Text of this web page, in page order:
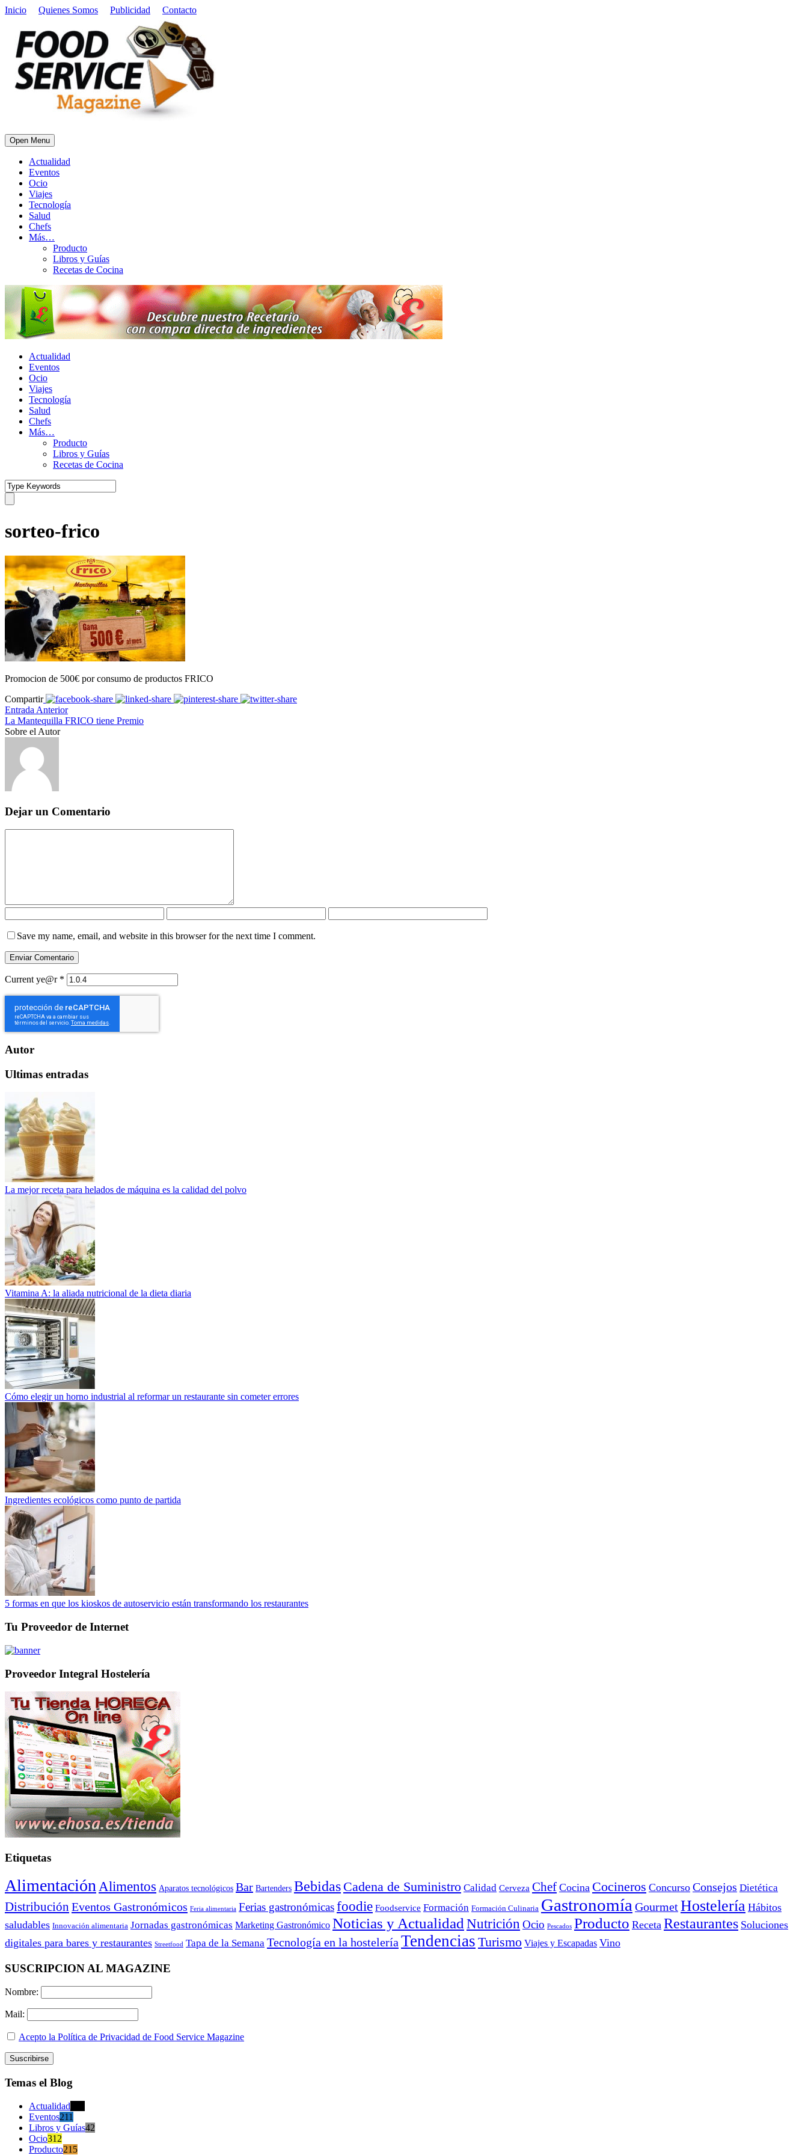
Inicio Quienes Somos Publicidad Contacto
Open Menu
Actualidad
Eventos
Ocio
Viajes
Tecnología
Salud
Chefs
Más…
Producto
Libros y Guías
Recetas de Cocina
Actualidad
Eventos
Ocio
Viajes
Tecnología
Salud
Chefs
Más…
Producto
Libros y Guías
Recetas de Cocina
sorteo-frico
Promocion de 500€ por consumo de productos FRICO
Compartir
Entrada Anterior
La Mantequilla FRICO tiene Premio
Sobre el Autor
Dejar un Comentario
Save my name, email, and website in this browser for the next time I comment.
Current ye@r *
Autor
Ultimas entradas
La mejor receta para helados de máquina es la calidad del polvo
Vitamina A: la aliada nutricional de la dieta diaria
Cómo elegir un horno industrial al reformar un restaurante sin cometer errores
Ingredientes ecológicos como punto de partida
5 formas en que los kioskos de autoservicio están transformando los restaurantes
Tu Proveedor de Internet
Proveedor Integral Hostelería
Etiquetas
Alimentación Alimentos Aparatos tecnológicos Bar Bartenders Bebidas Cadena de Suministro Calidad Cerveza Chef Cocina Cocineros Concurso Consejos Dietética
Distribución Eventos Gastronómicos Feria alimentaria Ferias gastronómicasfoodie Foodservice Formación Formación Culinaria Gastronomía GourmetHostelería Hábitos
saludables Innovación alimentaria Jornadas gastronómicas Marketing Gastronómico Noticias y Actualidad Nutrición Ocio Pescados Producto Receta Restaurantes Soluciones
digitales para bares y restaurantes Streetfood Tapa de la Semana Tecnología en la hostelería Tendencias Turismo Viajes y Escapadas Vino
SUSCRIPCION AL MAGAZINE
Nombre:
Mail:
Acepto la Política de Privacidad de Food Service Magazine
Temas el Blog
Actualidad
Eventos211
Libros y Guías42
Ocio312
Producto215